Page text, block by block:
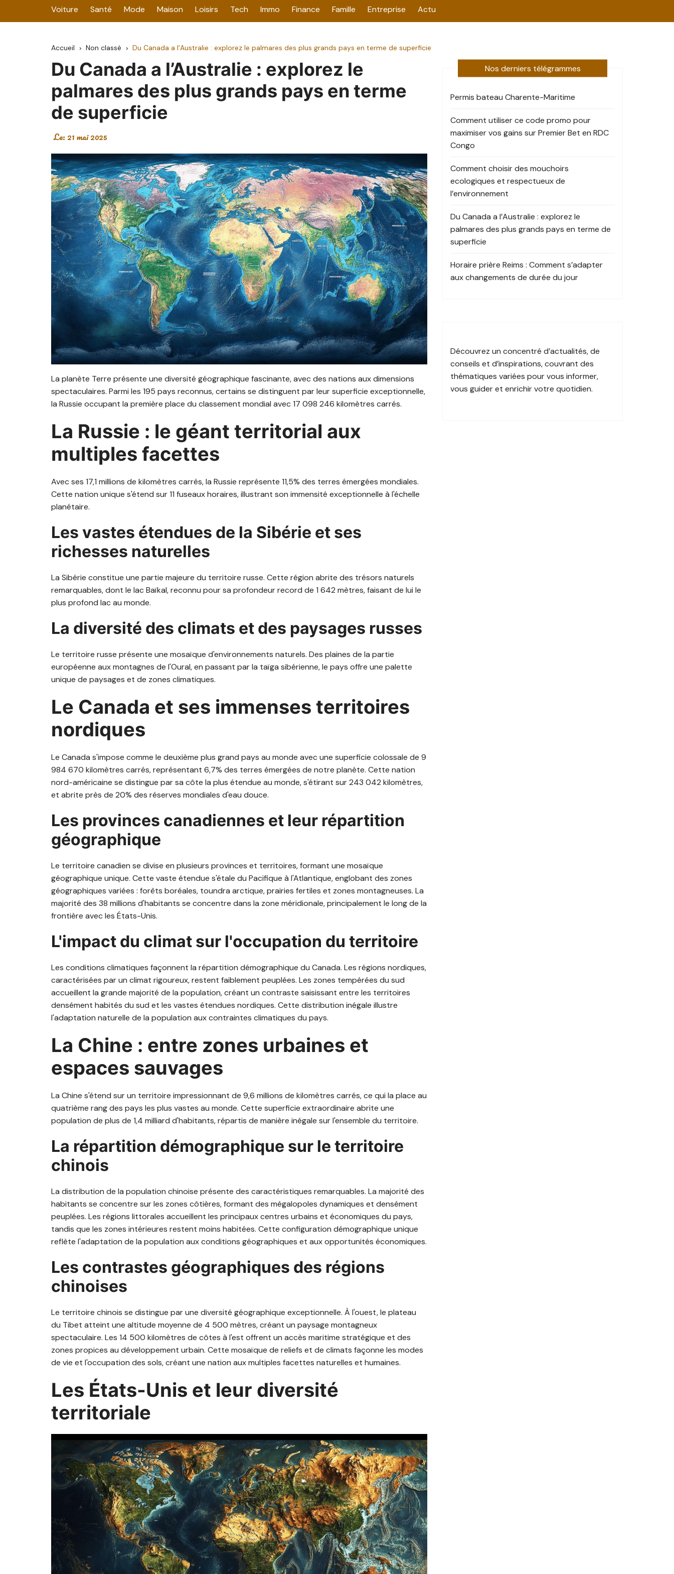
Voiture Santé Mode Maison Loisirs Tech Immo Finance Famille Entreprise Actu
Accueil Non classé Du Canada a l’Australie : explorez le palmares des plus grands pays en terme de superficie
Du Canada a l’Australie : explorez le
palmares des plus grands pays en terme
de superficie
Le: 21 mai 2025
La planète Terre présente une diversité géographique fascinante, avec des nations aux dimensions
spectaculaires. Parmi les 195 pays reconnus, certains se distinguent par leur superficie exceptionnelle,
la Russie occupant la première place du classement mondial avec 17 098 246 kilomètres carrés.
La Russie : le géant territorial aux
multiples facettes
Avec ses 17,1 millions de kilomètres carrés, la Russie représente 11,5% des terres émergées mondiales.
Cette nation unique s'étend sur 11 fuseaux horaires, illustrant son immensité exceptionnelle à l'échelle
planétaire.
Les vastes étendues de la Sibérie et ses
richesses naturelles
La Sibérie constitue une partie majeure du territoire russe. Cette région abrite des trésors naturels
remarquables, dont le lac Baïkal, reconnu pour sa profondeur record de 1 642 mètres, faisant de lui le
plus profond lac au monde.
La diversité des climats et des paysages russes
Le territoire russe présente une mosaïque d'environnements naturels. Des plaines de la partie
européenne aux montagnes de l'Oural, en passant par la taïga sibérienne, le pays offre une palette
unique de paysages et de zones climatiques.
Le Canada et ses immenses territoires
nordiques
Le Canada s'impose comme le deuxième plus grand pays au monde avec une superficie colossale de 9
984 670 kilomètres carrés, représentant 6,7% des terres émergées de notre planète. Cette nation
nord-américaine se distingue par sa côte la plus étendue au monde, s'étirant sur 243 042 kilomètres,
et abrite près de 20% des réserves mondiales d'eau douce.
Les provinces canadiennes et leur répartition
géographique
Le territoire canadien se divise en plusieurs provinces et territoires, formant une mosaïque
géographique unique. Cette vaste étendue s'étale du Pacifique à l'Atlantique, englobant des zones
géographiques variées : forêts boréales, toundra arctique, prairies fertiles et zones montagneuses. La
majorité des 38 millions d'habitants se concentre dans la zone méridionale, principalement le long de la
frontière avec les États-Unis.
L'impact du climat sur l'occupation du territoire
Les conditions climatiques façonnent la répartition démographique du Canada. Les régions nordiques,
caractérisées par un climat rigoureux, restent faiblement peuplées. Les zones tempérées du sud
accueillent la grande majorité de la population, créant un contraste saisissant entre les territoires
densément habités du sud et les vastes étendues nordiques. Cette distribution inégale illustre
l'adaptation naturelle de la population aux contraintes climatiques du pays.
La Chine : entre zones urbaines et
espaces sauvages
La Chine s'étend sur un territoire impressionnant de 9,6 millions de kilomètres carrés, ce qui la place au
quatrième rang des pays les plus vastes au monde. Cette superficie extraordinaire abrite une
population de plus de 1,4 milliard d'habitants, répartis de manière inégale sur l'ensemble du territoire.
La répartition démographique sur le territoire
chinois
La distribution de la population chinoise présente des caractéristiques remarquables. La majorité des
habitants se concentre sur les zones côtières, formant des mégalopoles dynamiques et densément
peuplées. Les régions littorales accueillent les principaux centres urbains et économiques du pays,
tandis que les zones intérieures restent moins habitées. Cette configuration démographique unique
reflète l'adaptation de la population aux conditions géographiques et aux opportunités économiques.
Les contrastes géographiques des régions
chinoises
Le territoire chinois se distingue par une diversité géographique exceptionnelle. À l'ouest, le plateau
du Tibet atteint une altitude moyenne de 4 500 mètres, créant un paysage montagneux
spectaculaire. Les 14 500 kilomètres de côtes à l'est offrent un accès maritime stratégique et des
zones propices au développement urbain. Cette mosaïque de reliefs et de climats façonne les modes
de vie et l'occupation des sols, créant une nation aux multiples facettes naturelles et humaines.
Les États-Unis et leur diversité
territoriale
Nos derniers télégrammes
Permis bateau Charente-Maritime
Comment utiliser ce code promo pour
maximiser vos gains sur Premier Bet en RDC
Congo
Comment choisir des mouchoirs
ecologiques et respectueux de
l’environnement
Du Canada a l’Australie : explorez le
palmares des plus grands pays en terme de
superficie
Horaire prière Reims : Comment s’adapter
aux changements de durée du jour
Découvrez un concentré d’actualités, de
conseils et d’inspirations, couvrant des
thématiques variées pour vous informer,
vous guider et enrichir votre quotidien.